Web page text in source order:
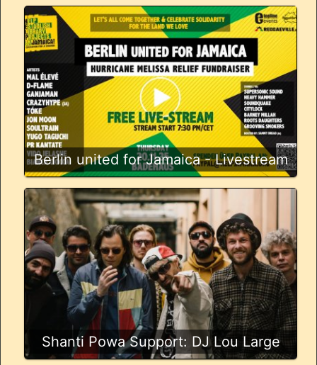
Berlin united for Jamaica - Livestream
Shanti Powa Support: DJ Lou Large